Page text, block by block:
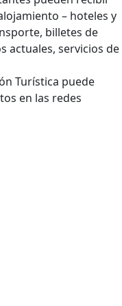
– hoteles y
billetes de
actuales, servicios de
Turística puede
en las redes